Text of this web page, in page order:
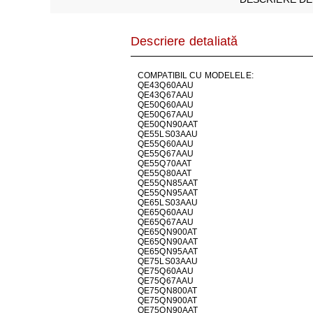
Descriere detaliată
COMPATIBIL CU MODELELE:
QE43Q60AAU
QE43Q67AAU
QE50Q60AAU
QE50Q67AAU
QE50QN90AAT
QE55LS03AAU
QE55Q60AAU
QE55Q67AAU
QE55Q70AAT
QE55Q80AAT
QE55QN85AAT
QE55QN95AAT
QE65LS03AAU
QE65Q60AAU
QE65Q67AAU
QE65QN900AT
QE65QN90AAT
QE65QN95AAT
QE75LS03AAU
QE75Q60AAU
QE75Q67AAU
QE75QN800AT
QE75QN900AT
QE75QN90AAT